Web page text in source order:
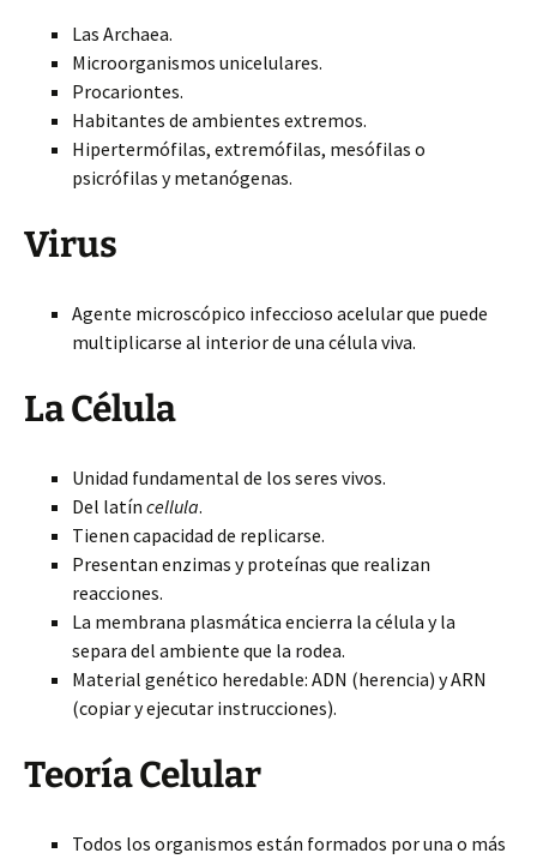
Las Archaea.
Microorganismos unicelulares.
Procariontes.
Habitantes de ambientes extremos.
Hipertermófilas, extremófilas, mesófilas o
psicrófilas y metanógenas.
Virus
Agente microscópico infeccioso acelular que puede
multiplicarse al interior de una célula viva.
La Célula
Unidad fundamental de los seres vivos.
Del latín cellula.
Tienen capacidad de replicarse.
Presentan enzimas y proteínas que realizan
reacciones.
La membrana plasmática encierra la célula y la
separa del ambiente que la rodea.
Material genético heredable: ADN (herencia) y ARN
(copiar y ejecutar instrucciones).
Teoría Celular
Todos los organismos están formados por una o más